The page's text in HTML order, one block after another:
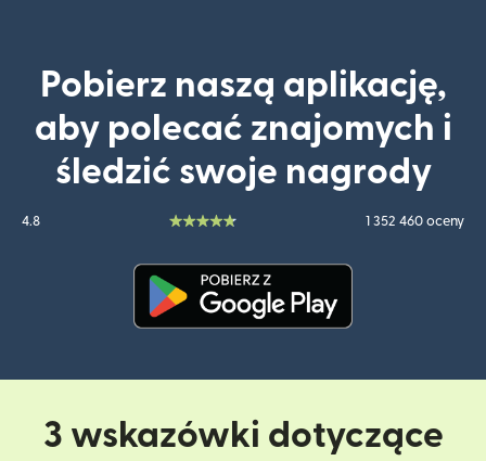
Pobierz naszą aplikację,
aby polecać znajomych i
śledzić swoje nagrody
4.8 1 352 460 oceny
3 wskazówki dotyczące